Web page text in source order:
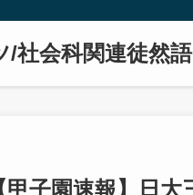
/社会科関連徒然語
甲子園速報】日